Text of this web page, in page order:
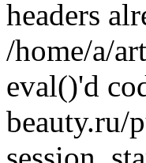
headers
/home/a/
eval()'d
beauty.ru/